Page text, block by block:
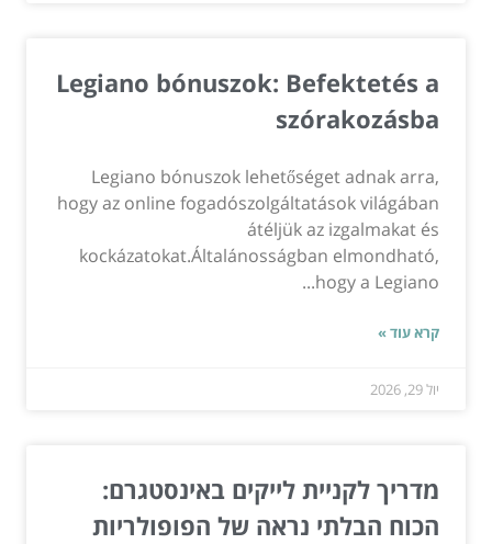
Legiano bónuszok: Befektetés a
szórakozásba
Legiano bónuszok lehetőséget adnak arra,
hogy az online fogadószolgáltatások világában
átéljük az izgalmakat és
kockázatokat.Általánosságban elmondható,
hogy a Legiano...
קרא עוד »
יול 29, 2026
מדריך לקניית לייקים באינסטגרם:
הכוח הבלתי נראה של הפופולריות